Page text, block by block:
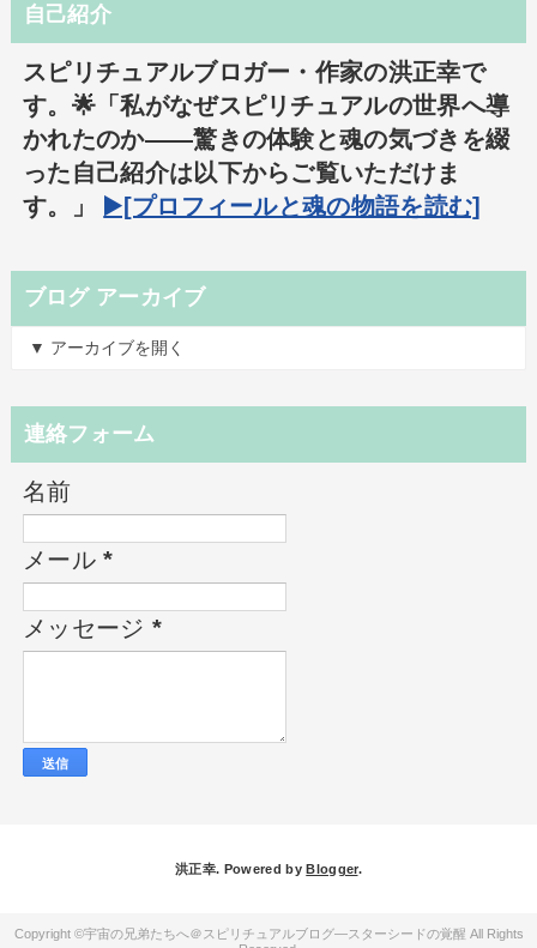
自己紹介
スピリチュアルブロガー・作家の洪正幸で
す。🌟「私がなぜスピリチュアルの世界へ導
かれたのか――驚きの体験と魂の気づきを綴
った自己紹介は以下からご覧いただけま
す。」 ▶️[プロフィールと魂の物語を読む]
ブログ アーカイブ
▼ アーカイブを開く
連絡フォーム
名前
メール*
メッセージ *
洪正幸. Powered byBlogger.
宇宙の兄弟たちへ＠スピリチュアルブログ―スターシードの覚醒